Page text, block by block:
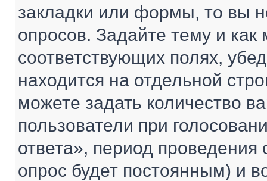
закладки или формы, то вы
опросов. Задайте тему и
соответствующих полях,
находится на отдельной
можете задать количество
пользователи при
ответа», период проведения
опрос будет постоянным) и